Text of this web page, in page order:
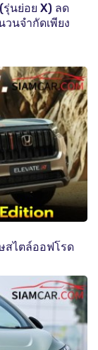
รุ่นย่อย X) ลด
นจำกัดเพียง
สไตล์ออฟโรด